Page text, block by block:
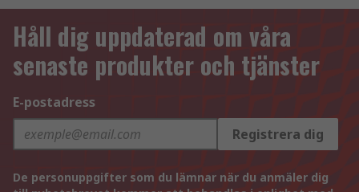
Håll dig uppdaterad om våra
senaste produkter och tjänster
E-postadress
Registrera dig
De personuppgifter som du lämnar när du anmäler dig